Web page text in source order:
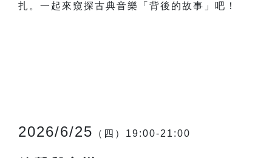
扎。一起來窺探古典音樂「背後的故事」吧！
2026/6/25 （四）19:00-21:00